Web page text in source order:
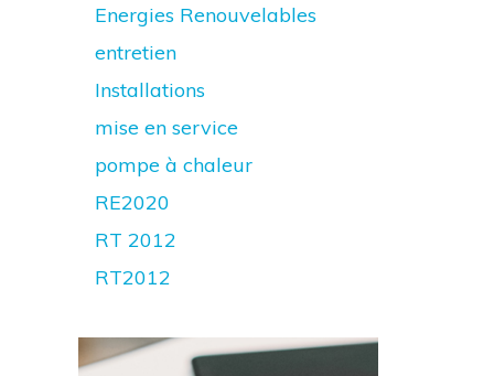
Energies Renouvelables
entretien
Installations
mise en service
pompe à chaleur
RE2020
RT 2012
RT2012